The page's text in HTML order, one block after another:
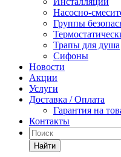
Насосно-
Группы
Трапы для душа
Сифоны
Новости
Акции
Услуги
Доставка / Оплата
Гарантия на
Контакты
Найти